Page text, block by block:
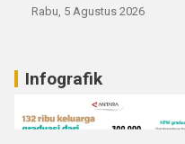
Rabu, 5 Agustus 2026
Infografik